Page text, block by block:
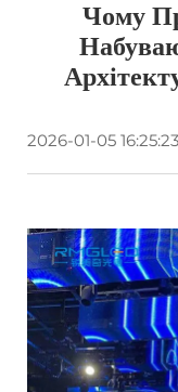
Чому
2026-01-05 16:25:23